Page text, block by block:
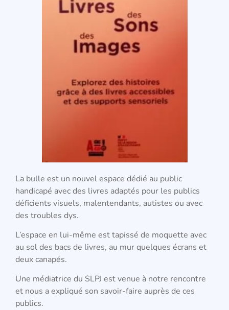
La bulle est un nouvel espace dédié au public
handicapé avec des livres adaptés pour les publics
déficients visuels, malentendants, autistes ou avec
des troubles dys.
L’espace en lui-même est tapissé de moquette avec
au sol des bacs de livres, au mur quelques écrans et
deux canapés.
Une médiatrice du SLPJ est venue à notre rencontre
et nous a expliqué son savoir-faire auprès de ces
publics.